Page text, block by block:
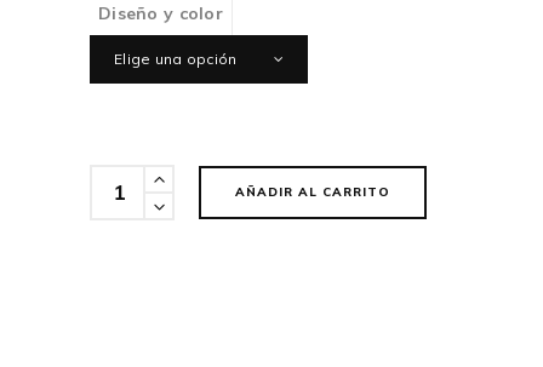
Diseño y color
Elige una opción
Cantidad
AÑADIR AL CARRITO